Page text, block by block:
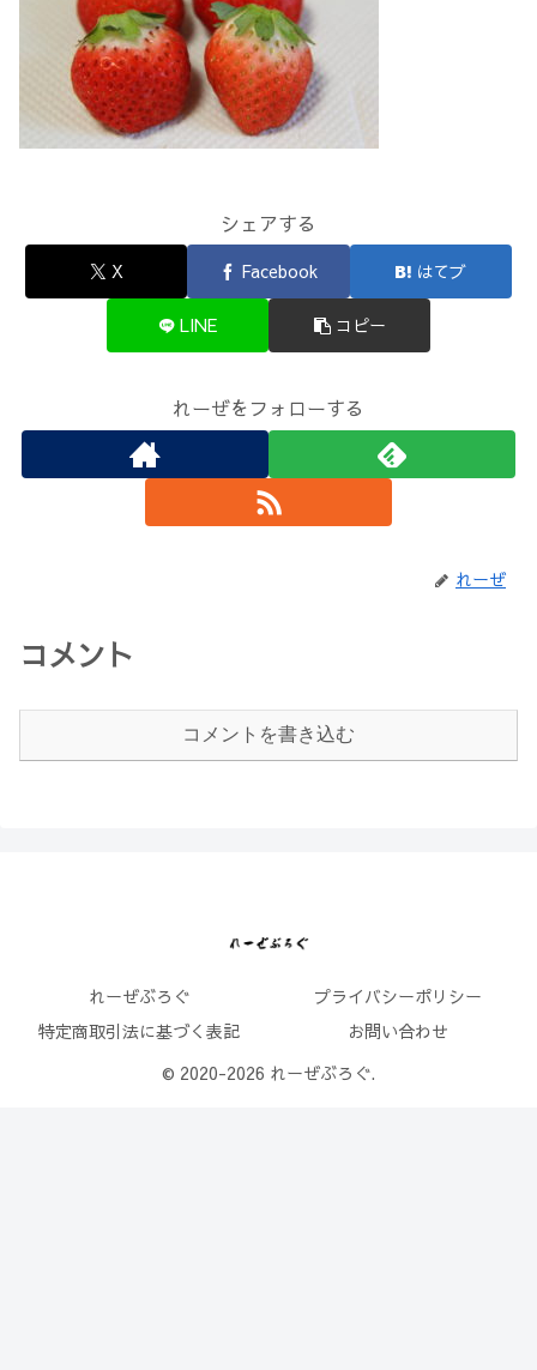
シェアする
X Facebook はてブ
LINE コピー
れーぜをフォローする
れーぜ
コメント
コメントを書き込む
れーぜぶろぐ
プライバシーポリシー
特定商取引法に基づく表記
お問い合わせ
© 2020-2026 れーぜぶろぐ.